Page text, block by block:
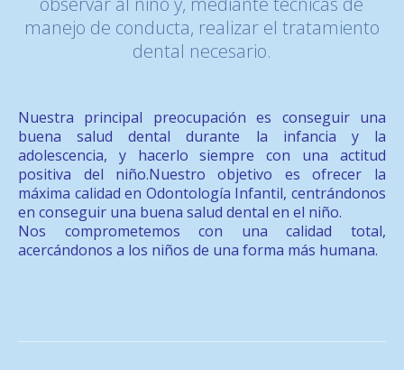
manejo de conducta, realizar el tratamiento
dental necesario.
Nuestra principal preocupación es conseguir una
buena salud dental durante la infancia y la
adolescencia, y hacerlo siempre con una actitud
positiva del niño.Nuestro objetivo es ofrecer la
máxima calidad en Odontología Infantil, centrándonos
en conseguir una buena salud dental en el niño.
Nos comprometemos con una calidad total,
acercándonos a los niños de una forma más humana.